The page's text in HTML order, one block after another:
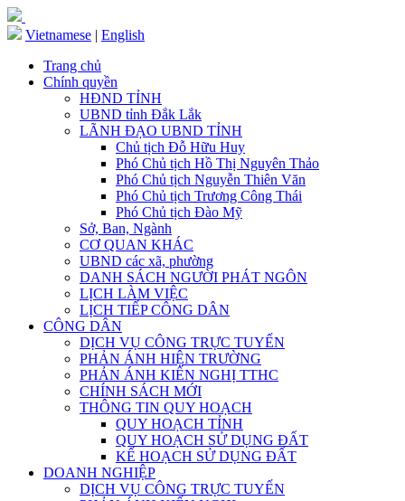
Vietnamese | English
Trang chủ
Chính quyền
HĐND TỈNH
UBND tỉnh Đắk Lắk
LÃNH ĐẠO UBND TỈNH
Chủ tịch Đỗ Hữu Huy
Phó Chủ tịch Hồ Thị Nguyên Thảo
Phó Chủ tịch Nguyễn Thiên Văn
Phó Chủ tịch Trương Công Thái
Phó Chủ tịch Đào Mỹ
Sở, Ban, Ngành
CƠ QUAN KHÁC
UBND các xã, phường
DANH SÁCH NGƯỜI PHÁT NGÔN
LỊCH LÀM VIỆC
LỊCH TIẾP CÔNG DÂN
CÔNG DÂN
DỊCH VỤ CÔNG TRỰC TUYẾN
PHẢN ÁNH HIỆN TRƯỜNG
PHẢN ÁNH KIẾN NGHỊ TTHC
CHÍNH SÁCH MỚI
THÔNG TIN QUY HOẠCH
QUY HOẠCH TỈNH
QUY HOẠCH SỬ DỤNG ĐẤT
KẾ HOẠCH SỬ DỤNG ĐẤT
DOANH NGHIỆP
DỊCH VỤ CÔNG TRỰC TUYẾN